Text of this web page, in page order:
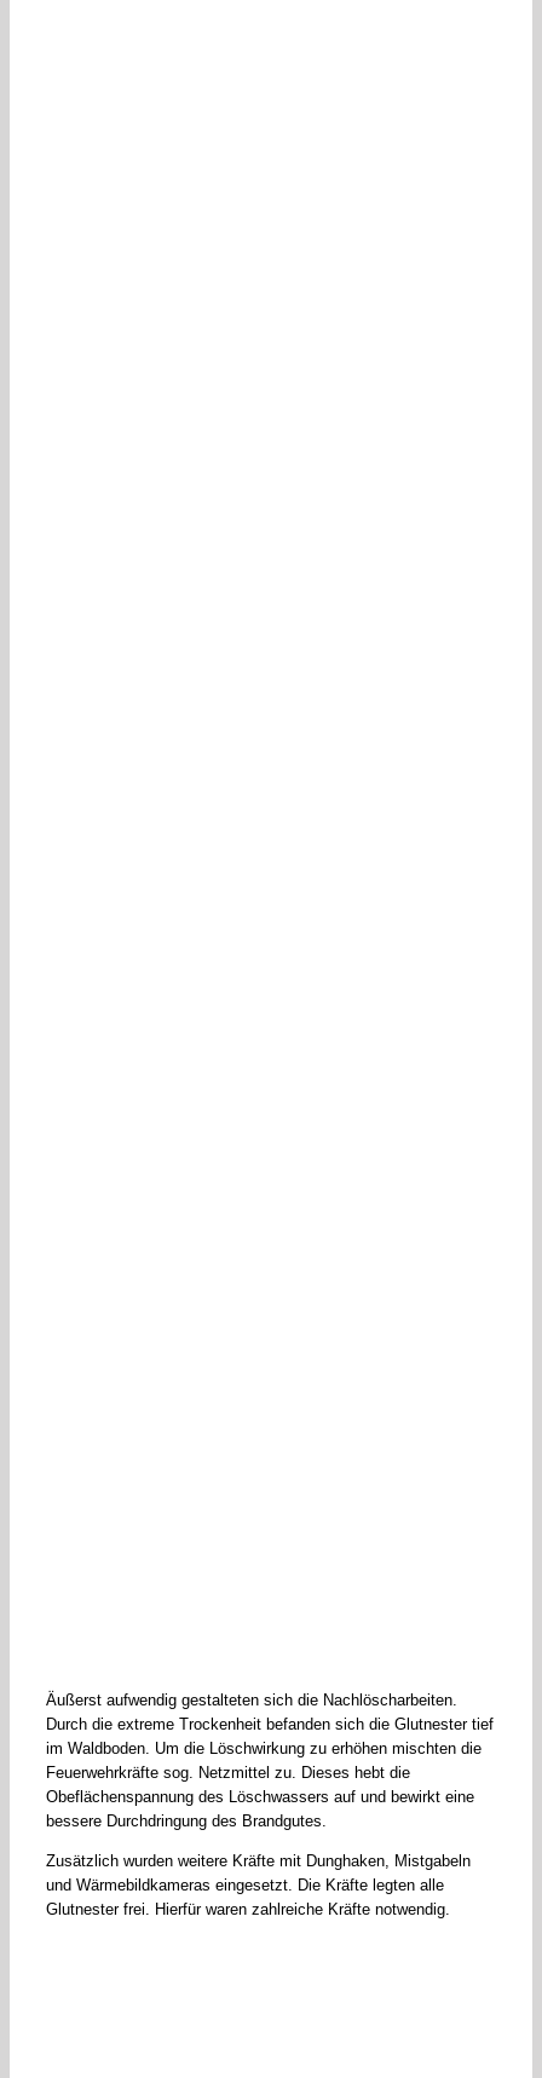
Äußerst aufwendig gestalteten sich die Nachlöscharbeiten.
Durch die extreme Trockenheit befanden sich die Glutnester tief
im Waldboden. Um die Löschwirkung zu erhöhen mischten die
Feuerwehrkräfte sog. Netzmittel zu. Dieses hebt die
Obeflächenspannung des Löschwassers auf und bewirkt eine
bessere Durchdringung des Brandgutes.
Zusätzlich wurden weitere Kräfte mit Dunghaken, Mistgabeln
und Wärmebildkameras eingesetzt. Die Kräfte legten alle
Glutnester frei. Hierfür waren zahlreiche Kräfte notwendig.